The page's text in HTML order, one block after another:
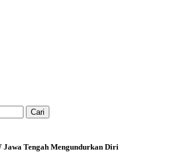
Cari
Jawa Tengah Mengundurkan Diri